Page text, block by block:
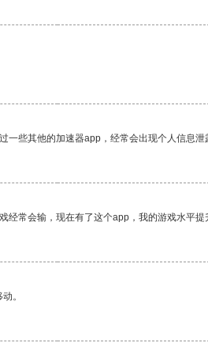
些其他的加速器app，经常会出现个人信息泄
常会输，现在有了这个app，我的游戏水平提
。